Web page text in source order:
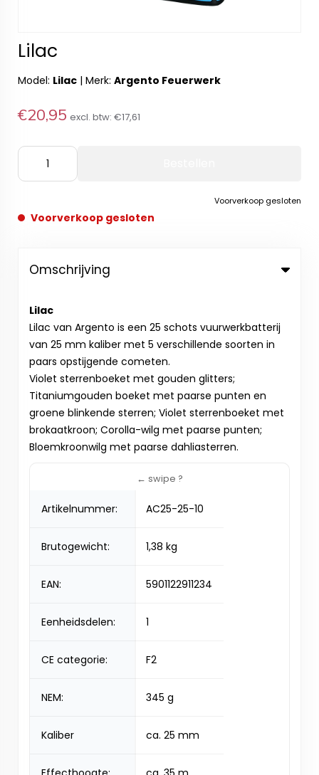
Lilac
Model: Lilac | Merk: Argento Feuerwerk
€20,95 excl. btw: €17,61
Voorverkoop gesloten
Voorverkoop gesloten
Omschrijving
Lilac
Lilac van Argento is een 25 schots vuurwerkbatterij
van 25 mm kaliber met 5 verschillende soorten in
paars opstijgende cometen.
Violet sterrenboeket met gouden glitters;
Titaniumgouden boeket met paarse punten en
groene blinkende sterren; Violet sterrenboeket met
brokaatkroon; Corolla-wilg met paarse punten;
Bloemkroonwilg met paarse dahliasterren.
Artikelnummer: AC25-25-10
Brutogewicht: 1,38 kg
EAN: 5901122911234
Eenheidsdelen: 1
CE categorie: F2
NEM: 345 g
Kaliber ca. 25 mm